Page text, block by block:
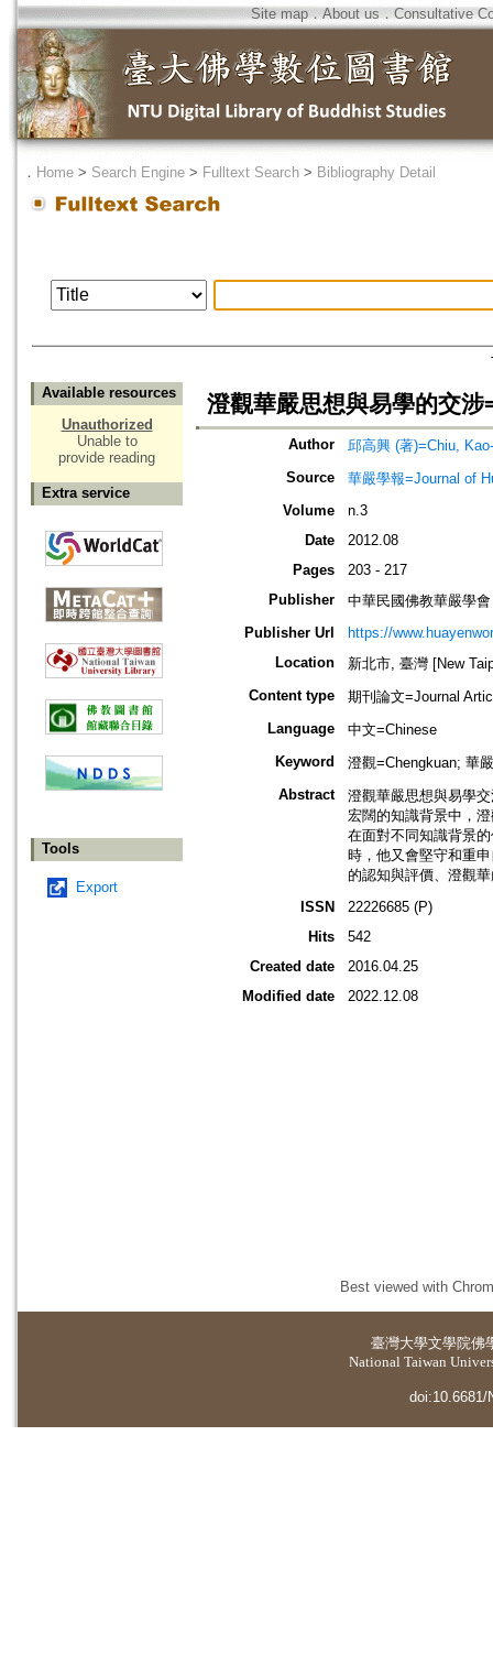
Site map．About us ． Consultative
． Home > Search Engine > Fulltext Search > Bibliography Detail
Available resources
Unauthorized
Unable to
provide reading
Extra service
Tools
Export
澄觀華嚴思想與易學的交
Author
邱高興 (著)=Chiu,
Source
華嚴學報=Journal of
Volume
n.3
Date
2012.08
Pages
203 - 217
Publisher
中華民國佛教華嚴學會
Publisher Url
https://
Location
新北市, 臺灣 [New
Content type
期刊論文=Journal
Language
中文=Chinese
Keyword
澄觀=Chengkuan; 華
Abstract
澄觀華嚴思想與易學
宏闊的知識背景中，
在面對不同知識背景
時，他又會堅守和重
的認知與評價、澄觀
ISSN
22226685 (P)
Hits
542
Created date
2016.04.25
Modified date
2022.12.08
Best viewed with
臺灣大學文學院佛
National Taiwan
doi:10.6681/